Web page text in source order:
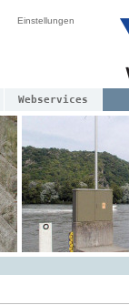
Einstellungen
Webservices